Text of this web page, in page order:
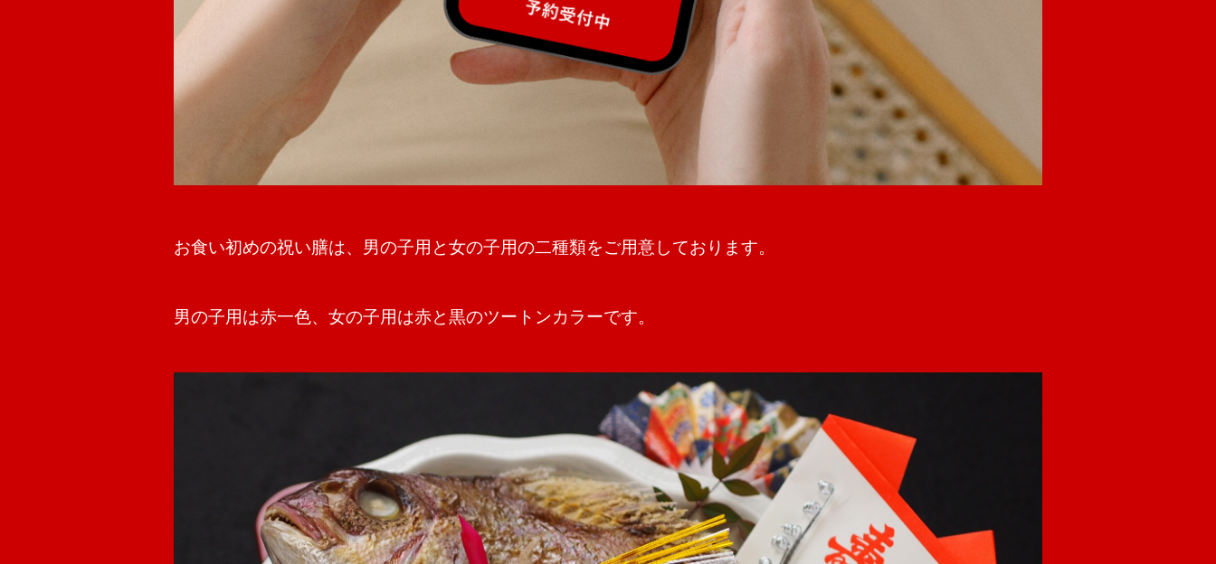
お食い初めの祝い膳は、男の子用と女の子用の二種類をご用意しております。
男の子用は赤一色、女の子用は赤と黒のツートンカラーです。